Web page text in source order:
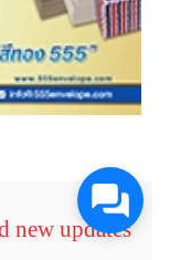
new updates